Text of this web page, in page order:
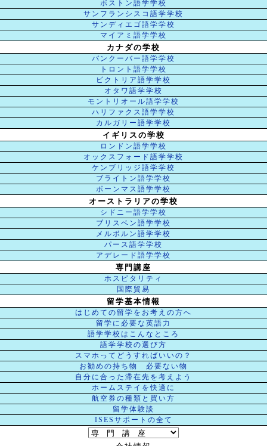
ボストン語学学校
サンフランシスコ語学学校
サンディエゴ語学学校
マイアミ語学学校
カナダの学校
バンクーバー語学学校
トロント語学学校
ビクトリア語学学校
オタワ語学学校
モントリオール語学学校
ハリファクス語学学校
カルガリー語学学校
イギリスの学校
ロンドン語学学校
オックスフォード語学学校
ケンブリッジ語学学校
ブライトン語学学校
ボーンマス語学学校
オーストラリアの学校
シドニー語学学校
ブリスベン語学学校
メルボルン語学学校
パース語学学校
アデレード語学学校
専門講座
ホスピタリティ
国際貿易
留学基本情報
はじめての留学をお考えの方へ
留学に必要な英語力
語学学校はこんなところ
語学学校の選び方
スマホってどうすればいいの？
お勧めの持ち物 必要ない物
自分に合った滞在先を考えよう
ホームステイを快適に
航空券の種類と買い方
留学体験談
ISESサポートの全て